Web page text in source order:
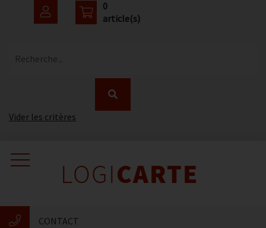
0
article(s)
Recherche...
Vider les critères
CONTACT
Catalogue